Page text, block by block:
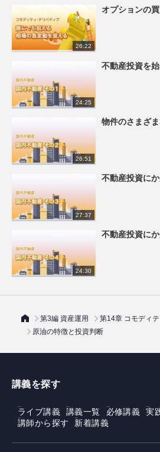
26:22
オプションの
24:25
不動産投資を
26:51
物件のさまざ
27:37
不動産投資に
24:30
不動産投資に
第3編 資産運用
第14章 コモディ
原油の特徴と投資判断
講義を探す
ライブ講義 講義一覧 必修講義 実
講師から探す
新着講義